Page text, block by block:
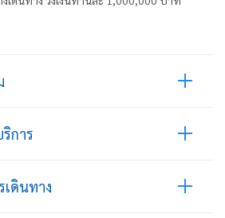
การ
เดินทาง